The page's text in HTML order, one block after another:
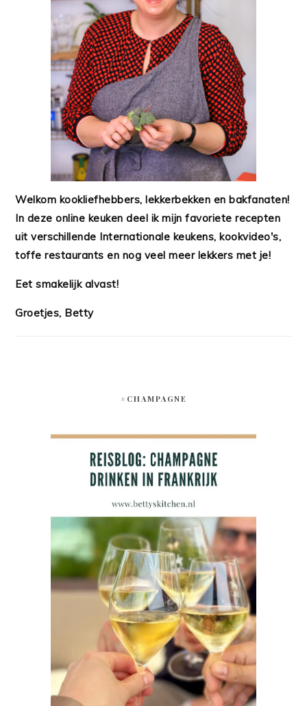
Welkom kookliefhebbers, lekkerbekken en bakfanaten!
In deze online keuken deel ik mijn favoriete recepten
uit verschillende Internationale keukens, kookvideo's,
toffe restaurants en nog veel meer lekkers met je!
Eet smakelijk alvast!
Groetjes, Betty
#CHAMPAGNE